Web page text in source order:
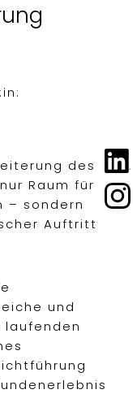
des
Raum für
– sondern
Auftritt
und
laufenden